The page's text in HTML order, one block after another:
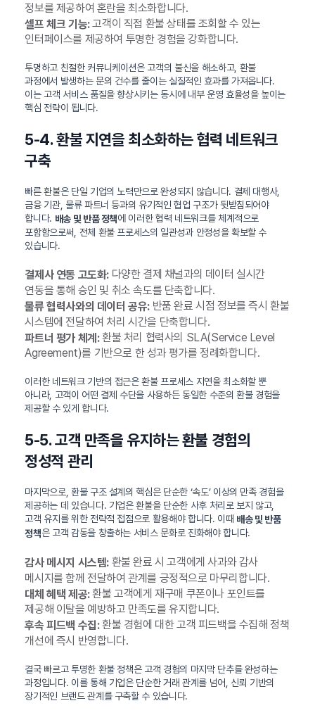
정보를 제공하여 혼란을 최소화합니다.
셀프 체크 기능:고객이 직접 환불 상태를 조회할 수 있는
인터페이스를 제공하여 투명한 경험을 강화합니다.
투명하고 친절한 커뮤니케이션은 고객의 불신을 해소하고, 환불
과정에서 발생하는 문의 건수를 줄이는 실질적인 효과를 가져옵니다.
이는 고객 서비스 품질을 향상시키는 동시에 내부 운영 효율성을 높이는
핵심 전략이 됩니다.
5-4. 환불 지연을 최소화하는 협력 네트워크
구축
빠른 환불은 단일 기업의 노력만으로 완성되지 않습니다. 결제 대행사,
금융 기관, 물류 파트너 등과의 유기적인 협업 구조가 뒷받침되어야
합니다. 배송 및 반품 정책에 이러한 협력 네트워크를 체계적으로
포함함으로써, 전체 환불 프로세스의 일관성과 안정성을 확보할 수
있습니다.
결제사 연동 고도화:다양한 결제 채널과의 데이터 실시간
연동을 통해 승인 및 취소 속도를 단축합니다.
물류 협력사와의 데이터 공유:반품 완료 시점 정보를 즉시 환불
시스템에 전달하여 처리 시간을 단축합니다.
파트너 평가 체계:환불 처리 협력사의 SLA(Service Level
Agreement)를 기반으로 한 성과 평가를 정례화합니다.
이러한 네트워크 기반의 접근은 환불 프로세스 지연을 최소화할 뿐
아니라, 고객이 어떤 결제 수단을 사용하든 동일한 수준의 환불 경험을
제공할 수 있게 합니다.
5-5. 고객 만족을 유지하는 환불 경험의
정성적 관리
마지막으로, 환불 구조 설계의 핵심은 단순한 ‘속도’ 이상의 만족 경험을
제공하는 데 있습니다. 기업은 환불을 단순한 사후 처리로 보지 않고,
고객 유지를 위한 전략적 접점으로 활용해야 합니다. 이때 배송 및 반품
정책은 고객 감동을 창출하는 서비스 문화로 진화해야 합니다.
감사 메시지 시스템:환불 완료 시 고객에게 사과와 감사
메시지를 함께 전달하여 관계를 긍정적으로 마무리합니다.
대체 혜택 제공:환불 고객에게 재구매 쿠폰이나 포인트를
제공해 이탈을 예방하고 만족도를 유지합니다.
후속 피드백 수집:환불 경험에 대한 고객 피드백을 수집해 정책
개선에 즉시 반영합니다.
결국 빠르고 투명한 환불 정책은 고객 경험의 마지막 단추를 완성하는
과정입니다. 이를 통해 기업은 단순한 거래 관계를 넘어, 신뢰 기반의
장기적인 브랜드 관계를 구축할 수 있습니다.